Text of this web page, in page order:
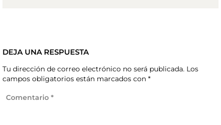
DEJA UNA RESPUESTA
Tu dirección de correo electrónico no será publicada. Los
campos obligatorios están marcados con *